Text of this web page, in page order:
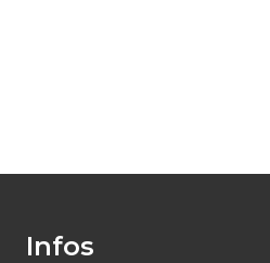
Infos